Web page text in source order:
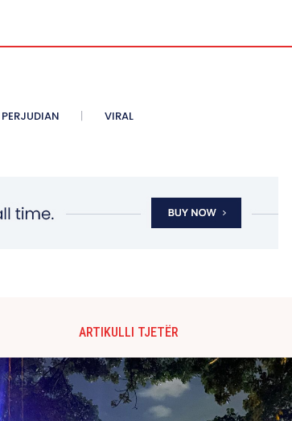
PERJUDIAN VIRAL
ARTIKULLI TJETËR